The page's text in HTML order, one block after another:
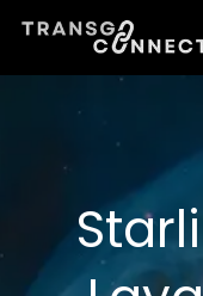
Lewati